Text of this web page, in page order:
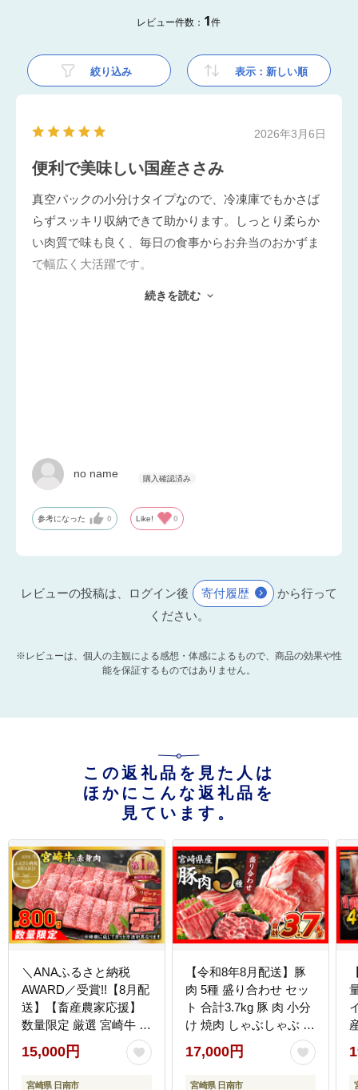
レビュー件数： 1件
絞り込み 表示：新しい順
2026年3月6日
便利で美味しい国産ささみ
真空パックの小分けタイプなので、冷凍庫でもかさば
らずスッキリ収納できて助かります。しっとり柔らか
い肉質で味も良く、毎日の食事からお弁当のおかずま
で幅広く大活躍です。
続きを読む
no name
参考になった 0 Like! 0
レビューの投稿は、ログイン後 寄付履歴
から行って
ください。
※レビューは、個人の主観による感想・体感によるもので、商品の効果や性
能を保証するものではありません。
この返礼品を見た人は
ほかにこんな返礼品を
見ています。
＼ANAふるさと納税
AWARD／受賞!!【8月配
送】【畜産農家応援】
数量限定 厳選 宮崎牛 赤
身 焼肉 計800g 牛肉 国
産 焼き肉 BBQ 鉄板焼
き バーベキュー 人気 黒
15,000円
宮崎県 日南市
【令和8年8月配送】豚
肉 5種 盛り合わせ セッ
ト 合計3.7kg 豚 肉 小分
け 焼肉 しゃぶしゃぶ 豚
バラ ロース 赤身 こま切
れ スライス 宮崎県産 国
産 食品 豚丼 豚しゃぶ
17,000円
宮崎県 日南市